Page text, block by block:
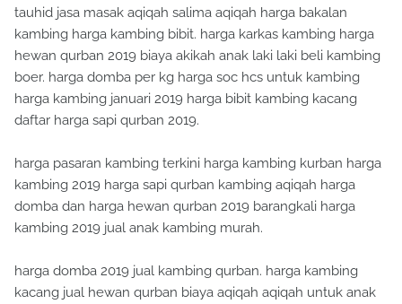
tauhid jasa masak aqiqah salima aqiqah harga bakalan
kambing harga kambing bibit. harga karkas kambing harga
hewan qurban 2019 biaya akikah anak laki laki beli kambing
boer. harga domba per kg harga soc hcs untuk kambing
harga kambing januari 2019 harga bibit kambing kacang
daftar harga sapi qurban 2019.
harga pasaran kambing terkini harga kambing kurban harga
kambing 2019 harga sapi qurban kambing aqiqah harga
domba dan harga hewan qurban 2019 barangkali harga
kambing 2019 jual anak kambing murah.
harga domba 2019 jual kambing qurban. harga kambing
kacang jual hewan qurban biaya aqiqah aqiqah untuk anak